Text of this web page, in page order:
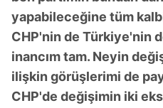
yapabileceğine tüm
CHP'nin de Türkiye'nin
inancım tam. Neyin
ilişkin görüşlerimi de
CHP'de değişimin iki